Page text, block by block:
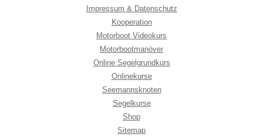
Impressum & Datenschutz
Kooperation
Motorboot Videokurs
Motorbootmanöver
Online Segelgrundkurs
Onlinekurse
Seemannsknoten
Segelkurse
Shop
Sitemap